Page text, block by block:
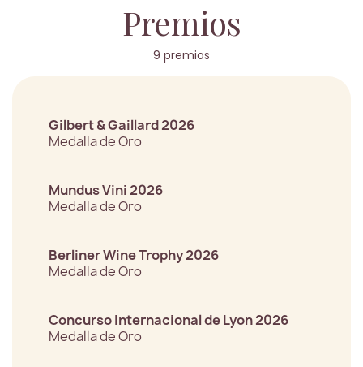
Premios
9 premios
Gilbert & Gaillard 2026
Medalla de Oro
Mundus Vini 2026
Medalla de Oro
Berliner Wine Trophy 2026
Medalla de Oro
Concurso Internacional de Lyon 2026
Medalla de Oro